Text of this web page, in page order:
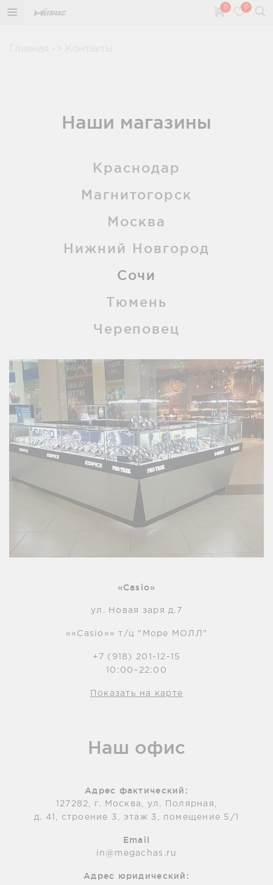
0 0
Наши магазины
Краснодар
Магнитогорск
Москва
Нижний Новгород
Сочи
Тюмень
Череповец
«Casio»
ул. Новая заря д.7
««Casio»» т/ц "Море МОЛЛ"
+7 (918) 201-12-15
10:00–22:00
Показать на карте
Наш офис
Адрес фактический:
127282, г. Москва, ул. Полярная,
д. 41, строение 3, этаж 3, помещение 5/1
Email
in@megachas.ru
Адрес юридический: